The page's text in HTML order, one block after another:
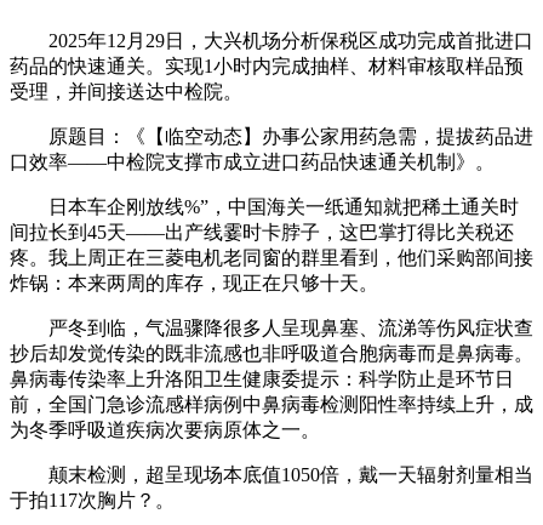
2025年12月29日，大兴机场分析保税区成功完成首批进口
药品的快速通关。实现1小时内完成抽样、材料审核取样品预
受理，并间接送达中检院。
原题目：《【临空动态】办事公家用药急需，提拔药品进
口效率——中检院支撑市成立进口药品快速通关机制》。
日本车企刚放线%”，中国海关一纸通知就把稀土通关时
间拉长到45天——出产线霎时卡脖子，这巴掌打得比关税还
疼。我上周正在三菱电机老同窗的群里看到，他们采购部间接
炸锅：本来两周的库存，现正在只够十天。
严冬到临，气温骤降很多人呈现鼻塞、流涕等伤风症状查
抄后却发觉传染的既非流感也非呼吸道合胞病毒而是鼻病毒。
鼻病毒传染率上升洛阳卫生健康委提示：科学防止是环节日
前，全国门急诊流感样病例中鼻病毒检测阳性率持续上升，成
为冬季呼吸道疾病次要病原体之一。
颠末检测，超呈现场本底值1050倍，戴一天辐射剂量相当
于拍117次胸片？。